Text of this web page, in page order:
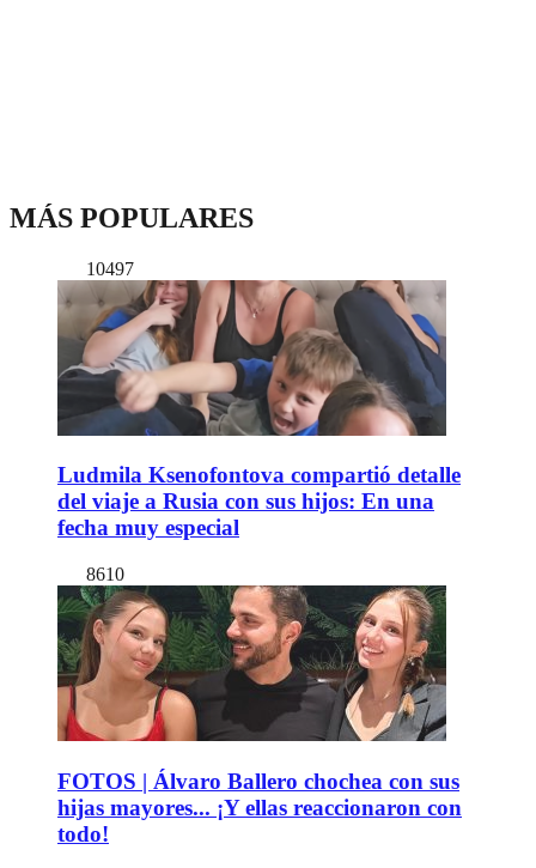
MÁS POPULARES
10497
Ludmila Ksenofontova compartió detalle
del viaje a Rusia con sus hijos: En una
fecha muy especial
8610
FOTOS | Álvaro Ballero chochea con sus
hijas mayores... ¡Y ellas reaccionaron con
todo!